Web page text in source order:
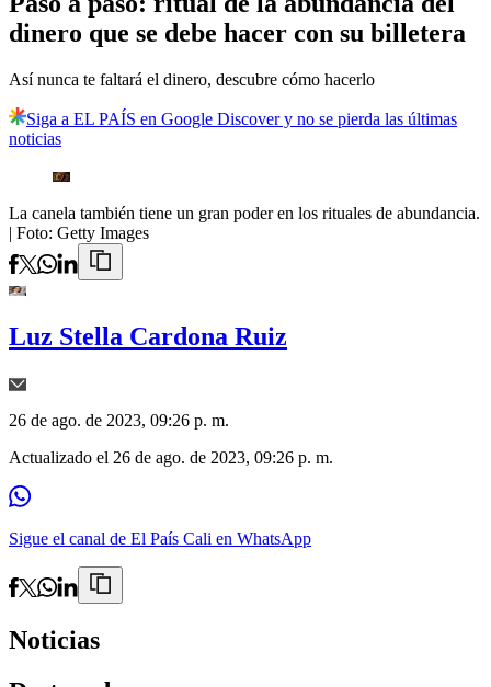
dinero que se debe hacer con su billetera
Así nunca te faltará el dinero, descubre cómo hacerlo
Siga a EL PAÍS en Google Discover y no se pierda las últimas
noticias
La canela también tiene un gran poder en los rituales de abundancia.
| Foto: Getty Images
Luz Stella Cardona Ruiz
26 de ago. de 2023, 09:26 p. m.
Actualizado el 26 de ago. de 2023, 09:26 p. m.
Sigue el canal de El País Cali en WhatsApp
Noticias